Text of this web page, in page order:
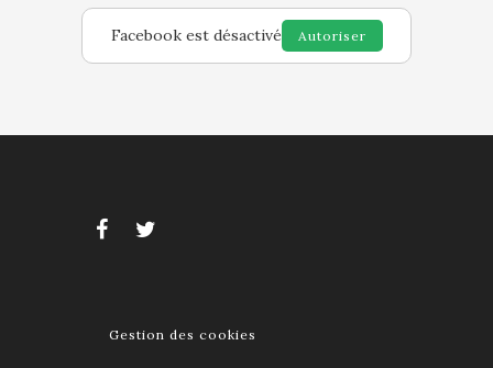
Facebook est désactivé Autoriser
Gestion des cookies